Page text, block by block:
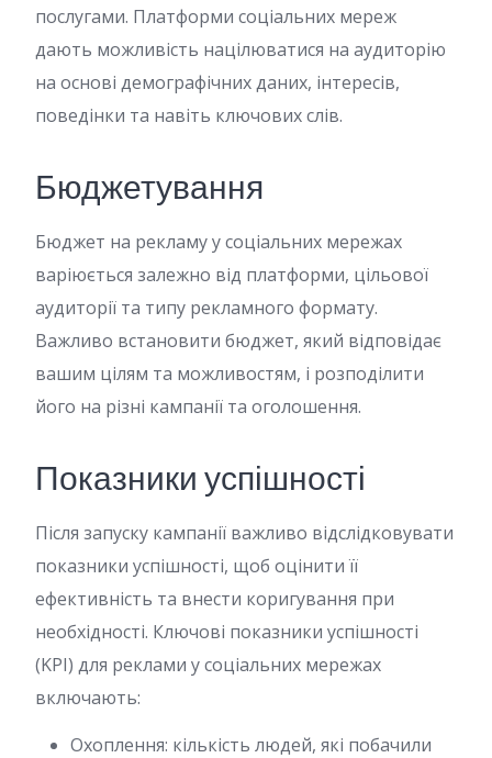
послугами. Платформи соціальних мереж
дають можливість націлюватися на аудиторію
на основі демографічних даних, інтересів,
поведінки та навіть ключових слів.
Бюджетування
Бюджет на рекламу у соціальних мережах
варіюється залежно від платформи, цільової
аудиторії та типу рекламного формату.
Важливо встановити бюджет, який відповідає
вашим цілям та можливостям, і розподілити
його на різні кампанії та оголошення.
Показники успішності
Після запуску кампанії важливо відслідковувати
показники успішності, щоб оцінити її
ефективність та внести коригування при
необхідності. Ключові показники успішності
(KPI) для реклами у соціальних мережах
включають:
Охоплення: кількість людей, які побачили